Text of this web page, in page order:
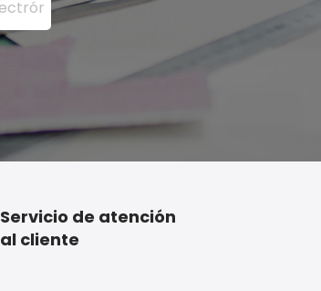
Servicio de atención
al cliente